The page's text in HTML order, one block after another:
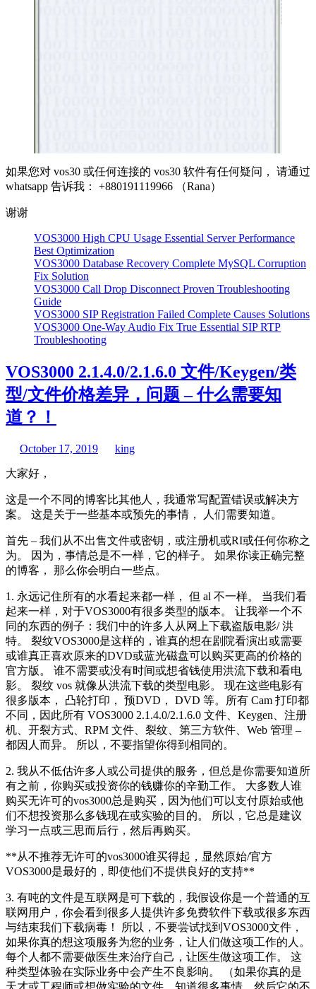
如果您对 vos30 或任何连接的 vos30 软件有任何疑问， 请通过
whatsapp 告诉我： +880191119966 （Rana）
谢谢
VOS3000 High CPU Usage Essential Server Performance
Best Optimization
VOS3000 Database Recovery Complete MySQL Corruption
Fix Solution
VOS3000 Call Drop Disconnect Proven Troubleshooting
Guide
VOS3000 SIP Registration Failed Complete Causes Solutions
VOS3000 One-Way Audio Fix True Essential SIP RTP
Troubleshooting
VOS3000 2.1.4.0/2.1.6.0 文件/Keygen/类
型/文件价格差异，问题 – 什么需要知
道？！
October 17, 2019 king
大家好，
这是一个不同的博客比其他人，我通常写配置错误或解决方
案。 这是关于一些基本或预先的事情， 人们需要知道。
首先 – 我们从不出售文件或密钥，或注册机或RI或任何你称之
为。 因为，事情总是不一样，它的样子。 如果你读正确完整
的博客， 那么你会明白一些点。
1. 永远记住所有的水看起来都一样， 但 al 不一样。 当我们看
起来一样，对于VOS3000有很多类型的版本。 让我举一个不
同的东西的例子：我们中的许多人从网上下载盗版电影/ 洪
特。 裂纹VOS3000是这样的，谁真的想在剧院看演出或需要
或谁真正喜欢原来的DVD或蓝光磁盘可以购买更高的价格的
官方版。 谁不需要或没有时间或想省钱使用洪流下载和看电
影。 裂纹 vos 就像从洪流下载的类型电影。 现在这些电影有
很多版本， 凸轮打印， 预DVD， DVD 等。所有 Cam 打印都
不同，因此所有 VOS3000 2.1.4.0/2.1.6.0 文件、Keygen、注册
机、开裂方式、RPM 文件、裂纹、第三方软件、Web 管理 –
都因人而异。 所以，不要指望你得到相同的。
2. 我从不低估许多人或公司提供的服务，但总是你需要知道所
有之前，你购买或投资你的钱赚你的辛勤工作。 大多数人谁
购买无许可的vos3000总是购买，因为他们可以支付原始或他
们不想投资那么多钱现在或实验的目的。 所以，它总是建议
学习一点或三思而后行，然后再购买。
**从不推荐无许可的vos3000谁买得起，显然原始/官方
VOS3000是最好的，即使他们不提供良好的支持**
3. 有吨的文件是互联网是可下载的，我假设你是一个普通的互
联网用户，你会看到很多人提供许多免费软件下载或很多东西
与结束我们下载病毒！ 所以，不要尝试找到VOS3000文件，
如果你真的想这项服务为您的业务，让人们做这项工作的人。
每个人都不需要做医生来治疗自己，让医生做这项工作。 这
种类型体验在实际业务中会产生不良影响。 （如果你真的是
天才或工程师或想做实验的文件，知道很多事情，然后它的不